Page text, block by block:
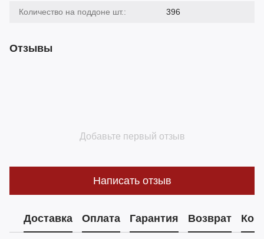
Количество на поддоне шт.: 396
Отзывы
Добавьте первый отзыв
Написать отзыв
Доставка Оплата Гарантия Возврат